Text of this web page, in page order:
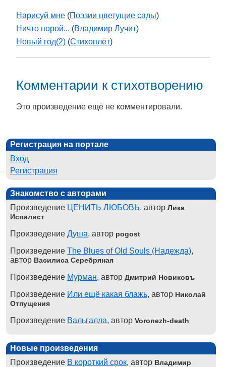
Нарисуй мне (Поэзии цветущие сады)
Ничто порой... (Владимир Лучит)
Новый год(2) (Стихоплёт)
Комментарии к стихотворению
Это произведение ещё не комментировали.
Регистрация на портале
Вход
Регистрация
Знакомство с авторами
Произведение ЦЕНИТЬ ЛЮБОВЬ, автор Лика
Испилист
Произведение Душа, автор pogost
Произведение The Blues of Old Souls (Надежда),
автор Василиса Серебряная
Произведение Мурман, автор Дмитрий Новиковъ
Произведение Или ещё какая блажь, автор Николай
Отпущения
Произведение Вальгалла, автор Voronezh-death
Новые произведения
Произведение В короткий срок, автор Владимир